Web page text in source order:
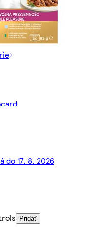
do 17. 8. 2026
Pridať